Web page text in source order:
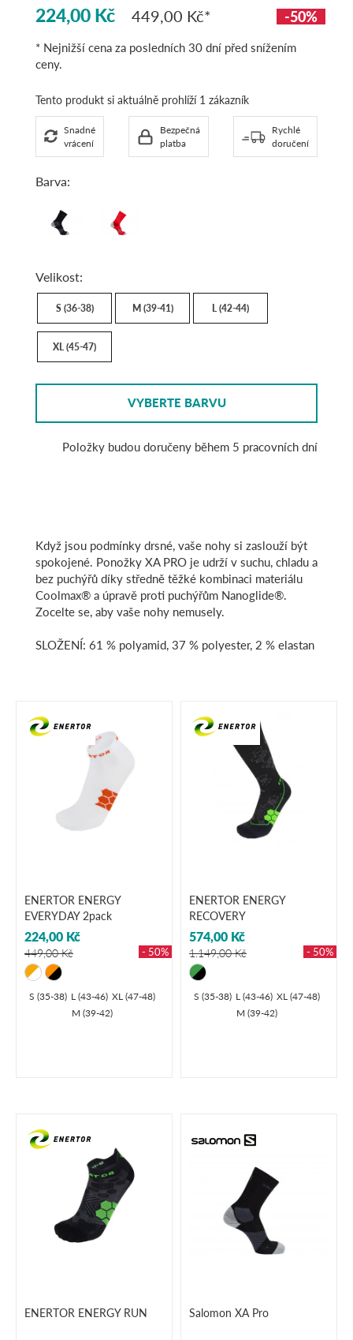
224,00 Kč 449,00 Kč -50%
* Nejnižší cena za posledních 30 dní před snížením
ceny.
Tento produkt si aktuálně prohlíží 1 zákazník
Snadné
vrácení
Bezpečná
platba
Rychlé
doručení
Barva:
black/ebony biking
red/fiery
Velikost:
S (36-38) M (39-41) L (42-44)
XL (45-47)
VYBERTE BARVU
Položky budou doručeny během 5 pracovních dní
Když jsou podmínky drsné, vaše nohy si zaslouží být
spokojené. Ponožky XA PRO je udrží v suchu, chladu a
bez puchýřů díky středně těžké kombinaci materiálu
Coolmax® a úpravě proti puchýřům Nanoglide®.
Zocelte se, aby vaše nohy nemusely.
SLOŽENÍ: 61 % polyamid, 37 % polyester, 2 % elastan
ENERTOR ENERGY
EVERYDAY 2pack
224,00 Kč
449,00 Kč - 50%
S (35-38) L (43-46) XL (47-48)
M (39-42)
ENERTOR ENERGY
RECOVERY
574,00 Kč
1.149,00 Kč - 50%
S (35-38) L (43-46) XL (47-48)
M (39-42)
ENERTOR ENERGY RUN Salomon XA Pro